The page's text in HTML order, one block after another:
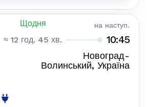
Щодня на наступ.
≈ 12 год. 45 хв. 10:45
Новоград-
Волинський, Україна